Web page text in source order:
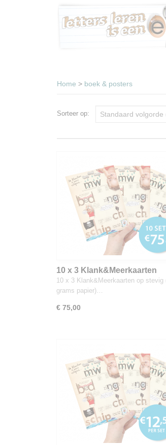
Home > boek & posters
Sorteer op:
10 x 3 Klank&Meerkaarten
10 x 3 Klank&Meerkaarten op stevig
grams papier)…
€ 75,00